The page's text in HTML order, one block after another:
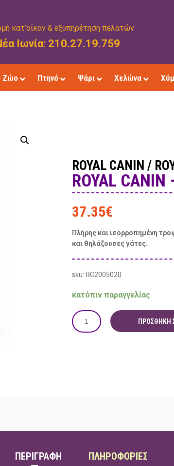
κατ’οίκον & εξυπηρέτηση πελατών
Ιωνία: 210.27.19.759
Ζώο Πτηνό Ψάρι Χελώνα
ROYAL CANIN /
ROYAL CANIN
37.35€
Πλήρης και ισορροπημένη
και θηλάζουσες γάτες.
sku: RC2005020
κατόπιν παραγγελίας
ΠΡΟΣΘΉΚΗ
ΠΕΡΙΓΡΑΦΗ ΠΛΗΡΟΦΟΡΙΕΣ